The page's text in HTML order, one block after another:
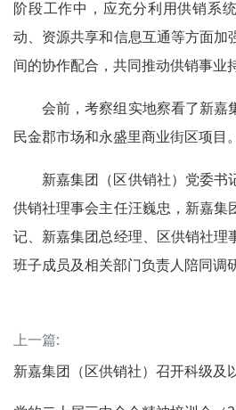
阶段工作中，应充分利用供销系
动、资源共享和信息互通等方面加
间的协作配合，共同推动供销事业
会前，考察组实地察看了新嘉
民金郡市场和永盛里商业街区项目。
新嘉集团（区供销社）党委书
供销社理事会主任汪巍忠，新嘉集
记、新嘉集团总经理、区供销社理
班子成员及相关部门负责人陪同调研
上一篇:
新嘉集团（区供销社）召开科级及